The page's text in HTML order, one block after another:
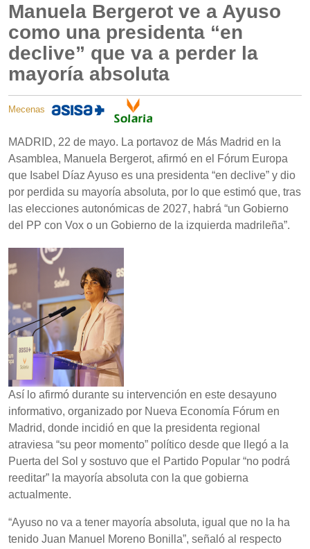
Manuela Bergerot ve a Ayuso
como una presidenta “en
declive” que va a perder la
mayoría absoluta
Mecenas
MADRID, 22 de mayo. La portavoz de Más Madrid en la
Asamblea, Manuela Bergerot, afirmó en el Fórum Europa
que Isabel Díaz Ayuso es una presidenta “en declive” y dio
por perdida su mayoría absoluta, por lo que estimó que, tras
las elecciones autonómicas de 2027, habrá “un Gobierno
del PP con Vox o un Gobierno de la izquierda madrileña”.
Así lo afirmó durante su intervención en este desayuno
informativo, organizado por Nueva Economía Fórum en
Madrid, donde incidió en que la presidenta regional
atraviesa “su peor momento” político desde que llegó a la
Puerta del Sol y sostuvo que el Partido Popular “no podrá
reeditar” la mayoría absoluta con la que gobierna
actualmente.
“Ayuso no va a tener mayoría absoluta, igual que no la ha
tenido Juan Manuel Moreno Bonilla”, señaló al respecto